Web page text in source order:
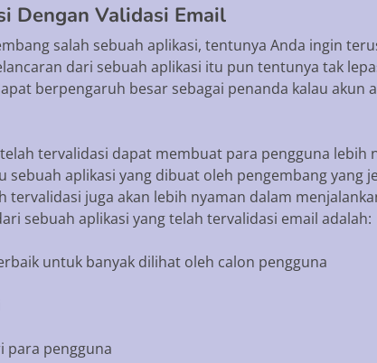
Dengan Validasi Email
salah sebuah aplikasi, tentunya Anda ingin
dari sebuah aplikasi itu pun tentunya tak
berpengaruh besar sebagai penanda kalau akun
tervalidasi dapat membuat para pengguna
sebuah aplikasi yang dibuat oleh pengembang yang
tervalidasi juga akan lebih nyaman dalam
sebuah aplikasi yang telah tervalidasi email adalah:
untuk banyak dilihat oleh calon pengguna
para pengguna